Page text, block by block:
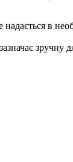
в
зручну